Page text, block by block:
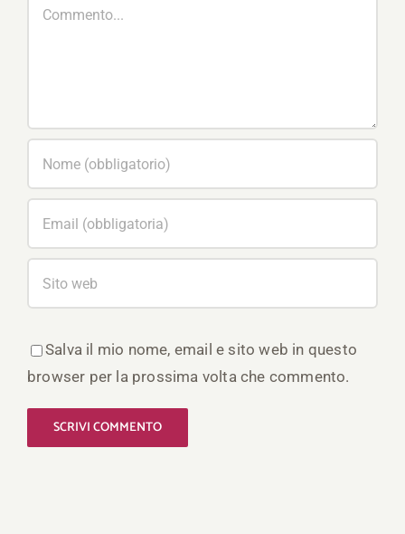
Commento
Salva il mio nome, email e sito web in questo
browser per la prossima volta che commento.